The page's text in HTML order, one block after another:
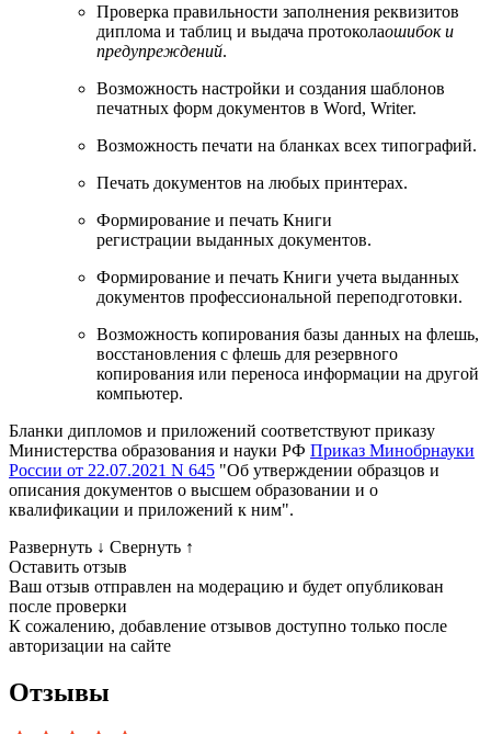
Проверка правильности заполнения реквизитов
диплома и таблиц и выдача протоколаошибок и
предупреждений.
Возможность настройки и создания шаблонов
печатных форм документов в Word, Writer.
Возможность печати на бланках всех типографий.
Печать документов на любых принтерах.
Формирование и печать Книги
регистрации выданных документов.
Формирование и печать Книги учета выданных
документов профессиональной переподготовки.
Возможность копирования базы данных на флешь,
восстановления с флешь для резервного
копирования или переноса информации на другой
компьютер.
Бланки дипломов и приложений соответствуют приказу
Министерства образования и науки РФ Приказ Минобрнауки
России от 22.07.2021 N 645 "Об утверждении образцов и
описания документов о высшем образовании и о
квалификации и приложений к ним".
Развернуть ↓ Свернуть ↑
Оставить отзыв
Ваш отзыв отправлен на модерацию и будет опубликован
после проверки
К сожалению, добавление отзывов доступно только после
авторизации на сайте
Отзывы